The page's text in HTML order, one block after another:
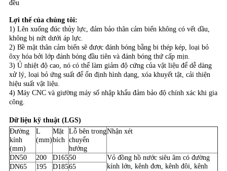
đều
Lợi thế của chúng tôi:
1) Lên xuống đúc thủy lực, đảm bảo thân cảm biến không có vết dầu,
không bị nứt dưới áp lực.
2) Bề mặt thân cảm biến sẽ được đánh bóng bằng bi thép kép, loại bỏ
ôxy hóa bởi lớp đánh bóng đầu tiên và đánh bóng thứ cấp mịn.
3) Ủ nhiệt độ cao, nó có thể làm giảm độ cứng của vật liệu để dễ dàng
xử lý, loại bỏ ứng suất để ổn định hình dạng, xóa khuyết tật, cải thiện
hiệu suất vật liệu.
4) Máy CNC và giường máy số nhập khẩu đảm bảo độ chính xác khi gia
công.
Dữ liệu kỹ thuật (LGS)
Đường
kính
(mm)
L
(mm)
Mặt
bích
Lỗ bên trong
chuyển
hướng
Nhận xét
DN50 200 D16550
Vỏ đồng hồ nước siêu âm có đường
kính lớn, kênh đơn, kênh đôi, kênh
DN65 195 D18565